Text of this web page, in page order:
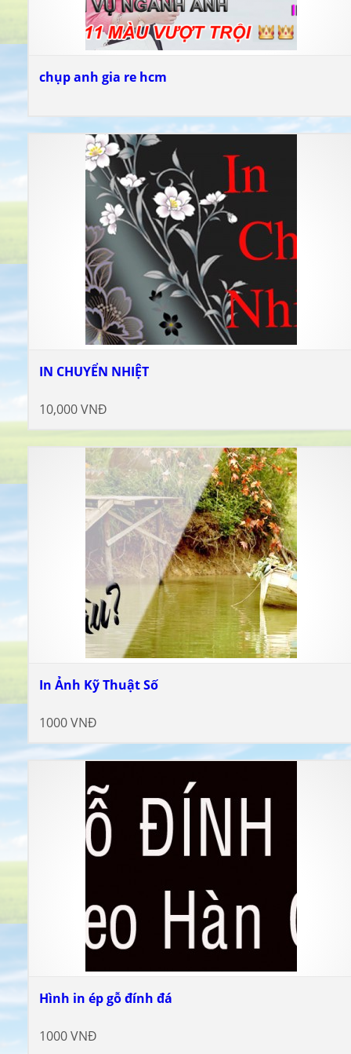
chụp anh gia re hcm
IN CHUYỂN NHIỆT
10,000 VNĐ
In Ảnh Kỹ Thuật Số
1000 VNĐ
Hình in ép gỗ đính đá
1000 VNĐ